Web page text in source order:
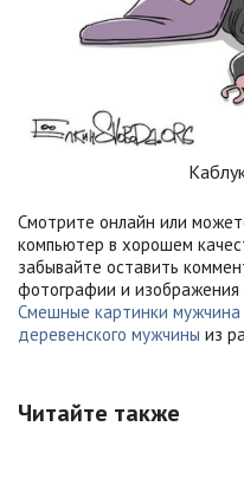
Смотрите онлайн или
компьютер в хорошем
забывайте оставить
фотографии и изображения
Смешные картинки мужчина
деревенского мужчины из
Читайте также